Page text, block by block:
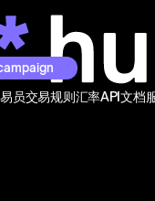
员交易规则汇率API文档